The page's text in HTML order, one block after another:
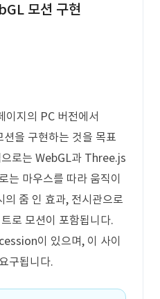
모션 구현
이지의 PC 버전에서
을 구현하는 것을 목표
로는 WebGL과 Three.js
는 마우스를 따라 움직이
줌 인 효과, 전시관으로
로 모션이 포함됩니다.
이 있으며, 이 사이
구됩니다.